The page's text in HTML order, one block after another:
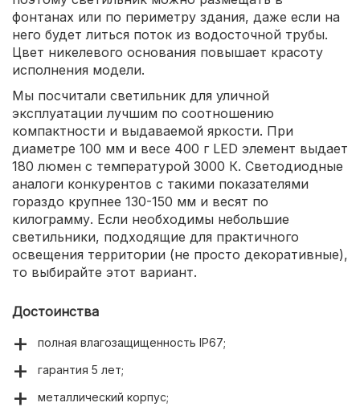
фонтанах или по периметру здания, даже если на
него будет литься поток из водосточной трубы.
Цвет никелевого основания повышает красоту
исполнения модели.
Мы посчитали светильник для уличной
эксплуатации лучшим по соотношению
компактности и выдаваемой яркости. При
диаметре 100 мм и весе 400 г LED элемент выдает
180 люмен с температурой 3000 К. Светодиодные
аналоги конкурентов с такими показателями
гораздо крупнее 130-150 мм и весят по
килограмму. Если необходимы небольшие
светильники, подходящие для практичного
освещения территории (не просто декоративные),
то выбирайте этот вариант.
Достоинства
полная влагозащищенность IP67;
гарантия 5 лет;
металлический корпус;